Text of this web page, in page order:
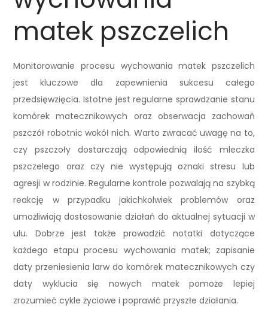
matek pszczelich
Monitorowanie procesu wychowania matek pszczelich
jest kluczowe dla zapewnienia sukcesu całego
przedsięwzięcia. Istotne jest regularne sprawdzanie stanu
komórek matecznikowych oraz obserwacja zachowań
pszczół robotnic wokół nich. Warto zwracać uwagę na to,
czy pszczoły dostarczają odpowiednią ilość mleczka
pszczelego oraz czy nie występują oznaki stresu lub
agresji w rodzinie. Regularne kontrole pozwalają na szybką
reakcję w przypadku jakichkolwiek problemów oraz
umożliwiają dostosowanie działań do aktualnej sytuacji w
ulu. Dobrze jest także prowadzić notatki dotyczące
każdego etapu procesu wychowania matek; zapisanie
daty przeniesienia larw do komórek matecznikowych czy
daty wyklucia się nowych matek pomoże lepiej
zrozumieć cykle życiowe i poprawić przyszłe działania.